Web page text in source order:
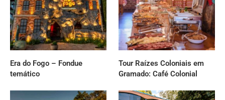
Era do Fogo – Fondue
temático
Tour Raízes Coloniais em
Gramado: Café Colonial